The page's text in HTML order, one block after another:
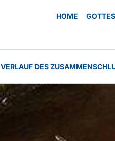
HOME
VERLAUF DES